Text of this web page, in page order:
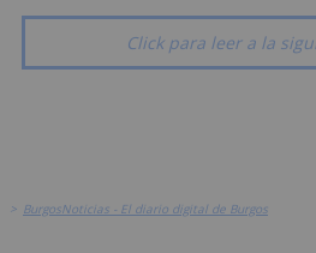
Click para leer a la
> BurgosNoticias - El diario digital de Burgos